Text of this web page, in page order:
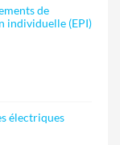
de
individuelle (EPI)
électriques